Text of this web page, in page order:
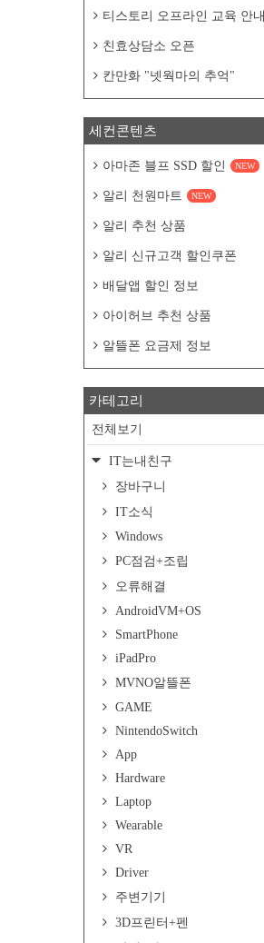
티스토리 오프라인 교육 안내
친효상담소 오픈
칸만화 "넷웍마의 추억"
세컨콘텐츠
아마존 블프 SSD 할인 NEW
알리 천원마트 NEW
알리 추천 상품
알리 신규고객 할인쿠폰
배달앱 할인 정보
아이허브 추천 상품
알뜰폰 요금제 정보
카테고리
전체보기
IT는내친구
장바구니
IT소식
Windows
PC점검+조립
오류해결
AndroidVM+OS
SmartPhone
iPadPro
MVNO알뜰폰
GAME
NintendoSwitch
App
Hardware
Laptop
Wearable
VR
Driver
주변기기
3D프린터+펜